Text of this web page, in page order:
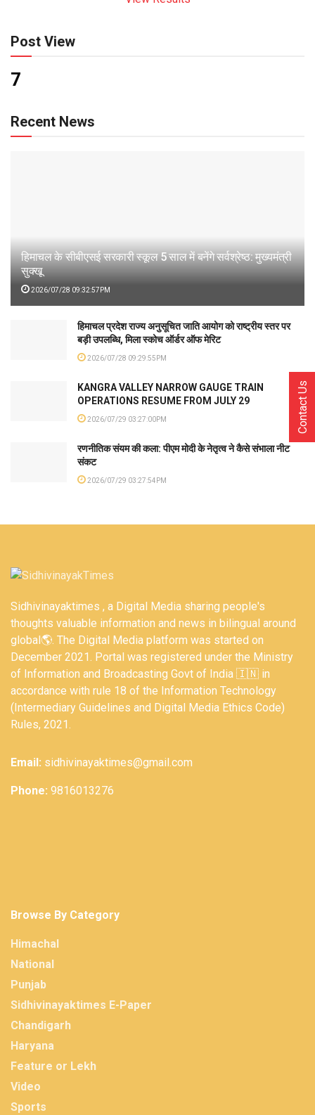
Post View
7
Recent News
हिमाचल के सीबीएसई सरकारी स्कूल 5 साल में बनेंगे सर्वश्रेष्ठ: मुख्यमंत्री
सुक्खू
2026/07/28 09:32:57PM
हिमाचल प्रदेश राज्य अनुसूचित जाति आयोग को राष्ट्रीय स्तर पर
बड़ी उपलब्धि, मिला स्कोच ऑर्डर ऑफ मेरिट
2026/07/28 09:29:55PM
KANGRA VALLEY NARROW GAUGE TRAIN
OPERATIONS RESUME FROM JULY 29
2026/07/29 03:27:00PM
रणनीतिक संयम की कला: पीएम मोदी के नेतृत्व ने कैसे संभाला नीट
संकट
2026/07/29 03:27:54PM
Sidhivinayaktimes , a Digital Media sharing people's
thoughts valuable information and news in bilingual around
global🌎. The Digital Media platform was started on
December 2021. Portal was registered under the Ministry
of Information and Broadcasting Govt of India 🇮🇳 in
accordance with rule 18 of the Information Technology
(Intermediary Guidelines and Digital Media Ethics Code)
Rules, 2021.
Email: sidhivinayaktimes@gmail.com
Phone: 9816013276
Browse By Category
Himachal
National
Punjab
Sidhivinayaktimes E-Paper
Chandigarh
Haryana
Feature or Lekh
Video
Sports
Contact Us